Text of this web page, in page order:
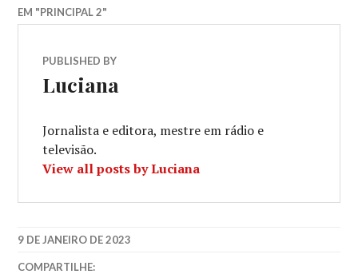
EM "PRINCIPAL 2"
PUBLISHED BY
Luciana
Jornalista e editora, mestre em rádio e
televisão.
View all posts by Luciana
9 DE JANEIRO DE 2023
COMPARTILHE: